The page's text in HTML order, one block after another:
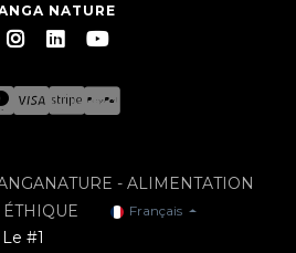
NATURE
- ALIMENTATION
Français
#1